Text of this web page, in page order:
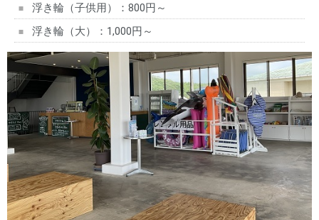
浮き輪（子供用）：800円～
浮き輪（大）：1,000円～